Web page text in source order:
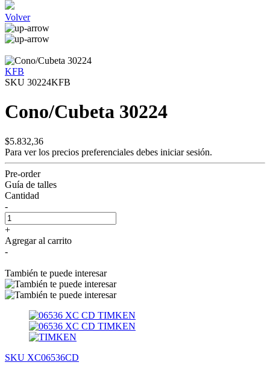
Volver
KFB
SKU 30224KFB
Cono/Cubeta 30224
$5.832,36
Para ver los precios preferenciales debes iniciar sesión.
Pre-order
Guía de talles
Cantidad
-
+
Agregar al carrito
-
También te puede interesar
SKU XC06536CD